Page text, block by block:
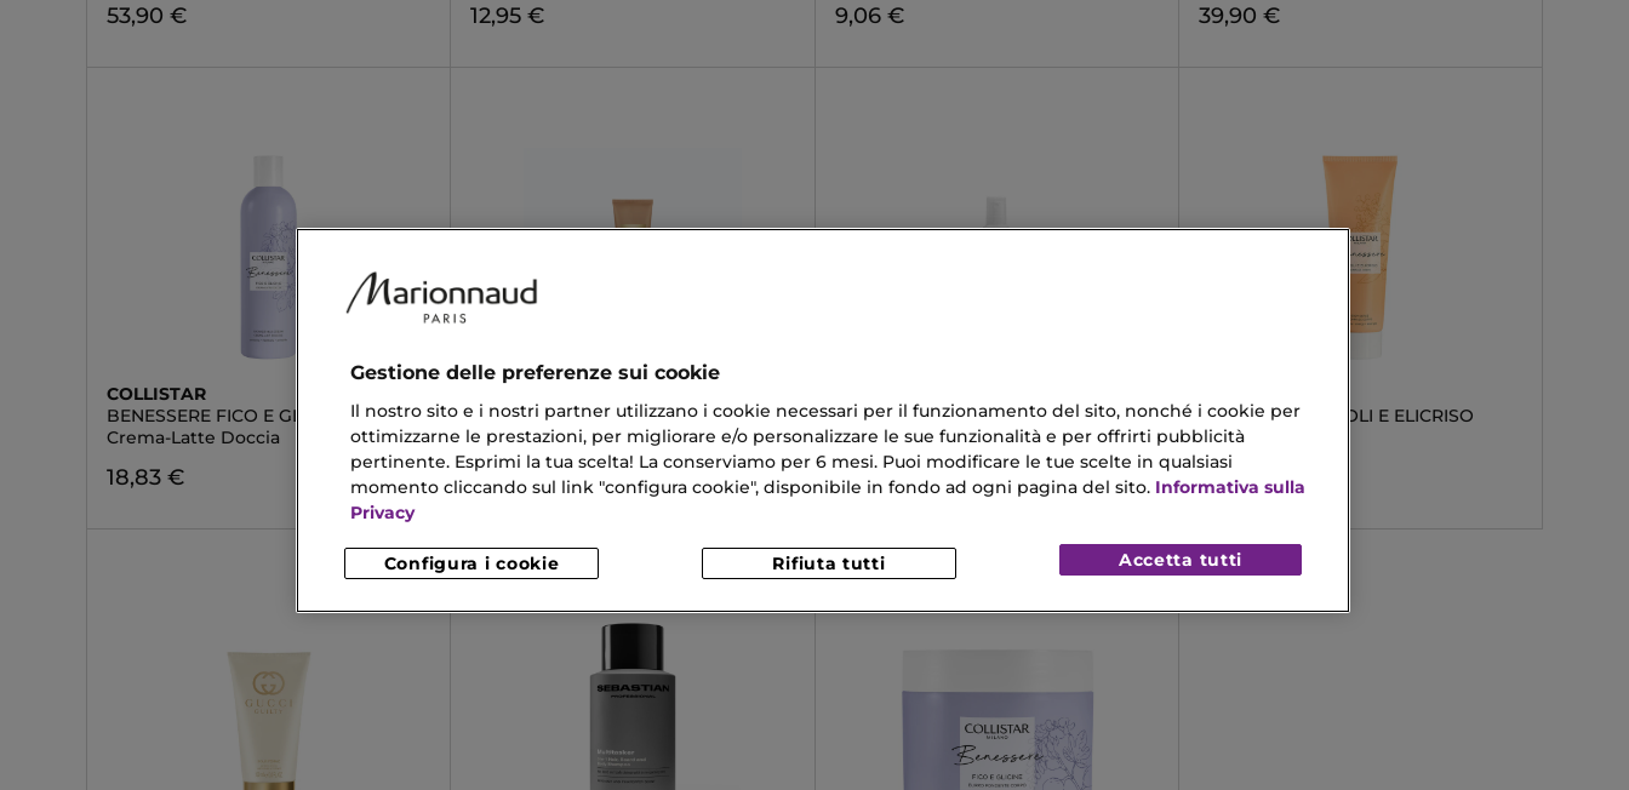
53,90 € 12,95 € 9,06 € 39,90 €
COLLISTAR
BENESSERE FICO E GLICINE
Crema-Latte Doccia
18,83 €
POUR FEMME
Body Lotion
39,90 €
BENESSERE FICO E GLICINE
Acqua Profumata Corpo e Capelli
29,90 €
BENESSERE NEROLI E ELICRISO
Gommage Corpo
22,74 €
Gestione delle preferenze sui cookie
Il nostro sito e i nostri partner utilizzano i cookie necessari per il funzionamento del sito, nonché i cookie per
ottimizzarne le prestazioni, per migliorare e/o personalizzare le sue funzionalità e per offrirti pubblicità
pertinente. Esprimi la tua scelta! La conserviamo per 6 mesi. Puoi modificare le tue scelte in qualsiasi
momento cliccando sul link "configura cookie", disponibile in fondo ad ogni pagina del sito. Informativa sulla
Privacy
Configura i cookie Rifiuta tutti Accetta tutti